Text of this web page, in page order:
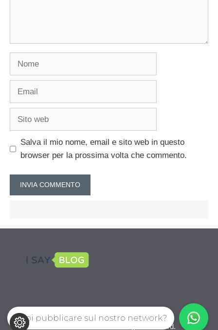
Nome
Email
Sito
Salva il mio nome, email e sito web in questo
browser per la prossima volta che commento.
CalcioPro.com © 2026. All right reserverd.
Vuoi pubblicare sul nostro network?